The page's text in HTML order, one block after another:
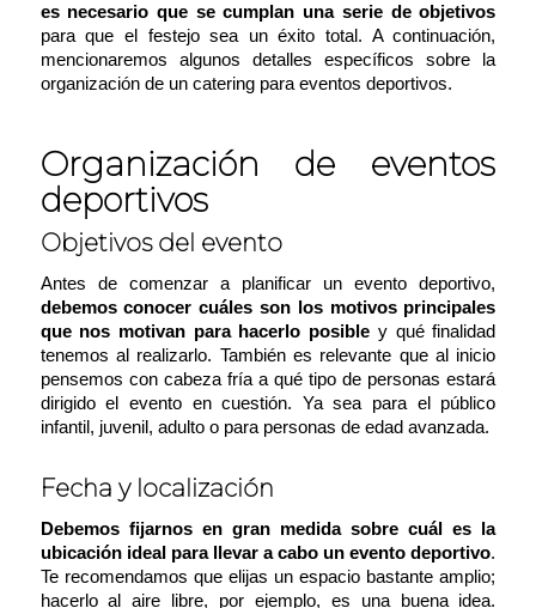
es necesario que se cumplan una serie de objetivos
para que el festejo sea un éxito total. A continuación,
mencionaremos algunos detalles específicos sobre la
organización de un catering para eventos deportivos.
Organización de eventos
deportivos
Objetivos del evento
Antes de comenzar a planificar un evento deportivo,
debemos conocer cuáles son los motivos principales
que nos motivan para hacerlo posible y qué finalidad
tenemos al realizarlo. También es relevante que al inicio
pensemos con cabeza fría a qué tipo de personas estará
dirigido el evento en cuestión. Ya sea para el público
infantil, juvenil, adulto o para personas de edad avanzada.
Fecha y localización
Debemos fijarnos en gran medida sobre cuál es la
ubicación ideal para llevar a cabo un evento deportivo.
Te recomendamos que elijas un espacio bastante amplio;
hacerlo al aire libre, por ejemplo, es una buena idea.